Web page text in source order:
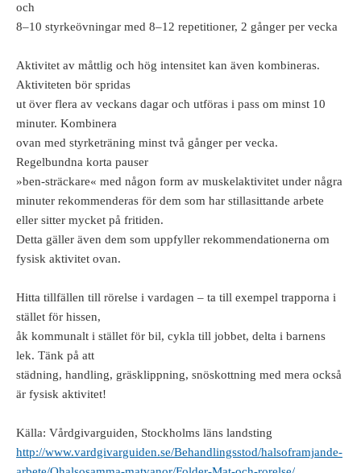
och
8–10 styrkeövningar med 8–12 repetitioner, 2 gånger per vecka
Aktivitet av måttlig och hög intensitet kan även kombineras.
Aktiviteten bör spridas
ut över flera av veckans dagar och utföras i pass om minst 10
minuter. Kombinera
ovan med styrketräning minst två gånger per vecka.
Regelbundna korta pauser
»ben-sträckare« med någon form av muskelaktivitet under några
minuter rekommenderas för dem som har stillasittande arbete
eller sitter mycket på fritiden.
Detta gäller även dem som uppfyller rekommendationerna om
fysisk aktivitet ovan.
Hitta tillfällen till rörelse i vardagen – ta till exempel trapporna i
stället för hissen,
åk kommunalt i stället för bil, cykla till jobbet, delta i barnens
lek. Tänk på att
städning, handling, gräsklippning, snöskottning med mera också
är fysisk aktivitet!
Källa: Vårdgivarguiden, Stockholms läns landsting
http://www.vardgivarguiden.se/Behandlingsstod/halsoframjande-